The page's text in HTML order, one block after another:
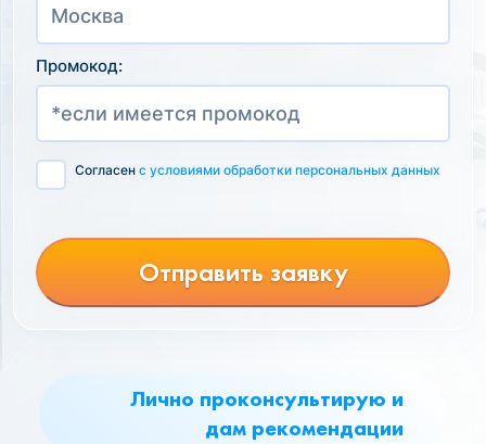
Лично проконсультирую и
дам рекомендации
Промокод:
Согласен с условиями обработки персональных данных
Отправить заявку